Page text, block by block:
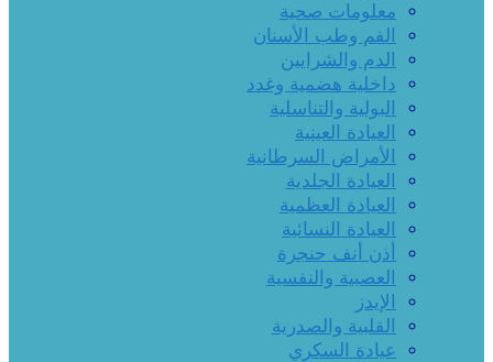
معلومات صحية
الفم وطب الأسنان
الدم والشرايين
داخلية هضمية وغدد
البولية والتناسلية
العيادة العينية
الأمراض السرطانية
العيادة الجلدية
العيادة العظمية
العيادة النسائية
أذن أنف حنجرة
العصبية والنفسية
الإيدز
القلبية والصدرية
عيادة السكري